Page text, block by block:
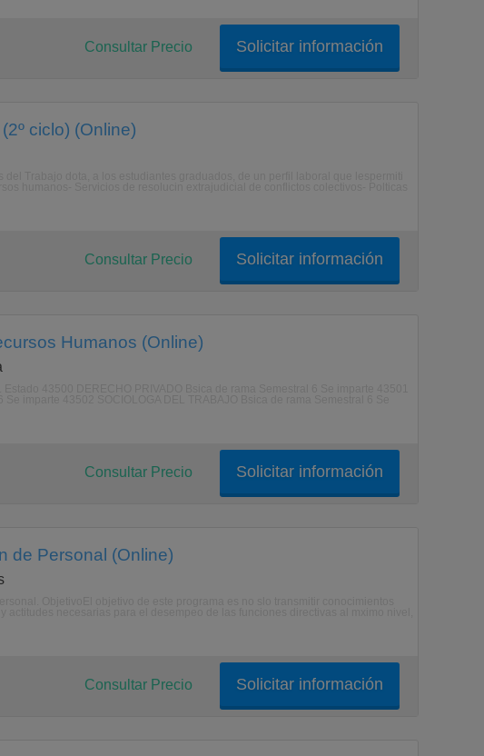
Solicitar información
Consultar Precio
ciclo) (Online)
Solicitar información
Consultar Precio
Humanos (Online)
Solicitar información
Consultar Precio
de Personal (Online)
Solicitar información
Consultar Precio